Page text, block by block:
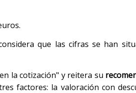
que las cifras se han
la cotización" y reitera su
factores: la valoración con